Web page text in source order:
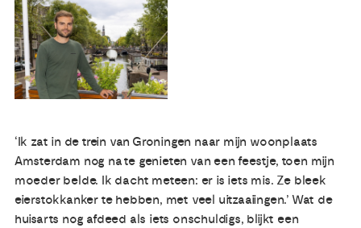
Contact
‘Ik zat in de trein van Groningen naar mijn woonplaats
Amsterdam nog na te genieten van een feestje, toen mijn
moeder belde. Ik dacht meteen: er is iets mis. Ze bleek
eierstokkanker te hebben, met veel uitzaaiingen.’ Wat de
huisarts nog afdeed als iets onschuldigs, blijkt een